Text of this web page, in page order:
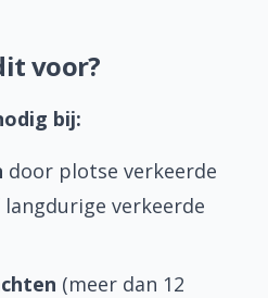
voor?
bij:
door plotse verkeerde
verkeerde
(meer dan 12